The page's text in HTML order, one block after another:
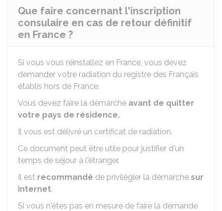
Que faire concernant l'inscription
consulaire en cas de retour définitif
en France ?
Si vous vous réinstallez en France, vous devez
demander votre radiation du registre des Français
établis hors de France.
Vous devez faire la démarche avant de quitter
votre pays de résidence.
Il vous est délivré un certificat de radiation.
Ce document peut être utile pour justifier d'un
temps de séjour à l'étranger.
Il est recommandé de privilégier la démarche sur
internet.
Si vous n'êtes pas en mesure de faire la demande